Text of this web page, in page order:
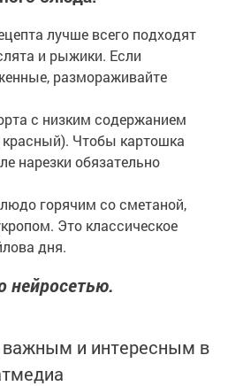
лучше всего подходят
и рыжики. Если
размораживайте
с низким содержанием
Чтобы картошка
нарезки обязательно
горячим со сметаной,
Это классическое
дня.
нейросетью.
и интересным в